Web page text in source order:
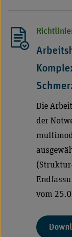
Die
der
vom